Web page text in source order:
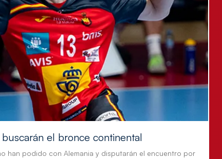
el bronce continental
han podido con Alemania y disputarán el encuentro por